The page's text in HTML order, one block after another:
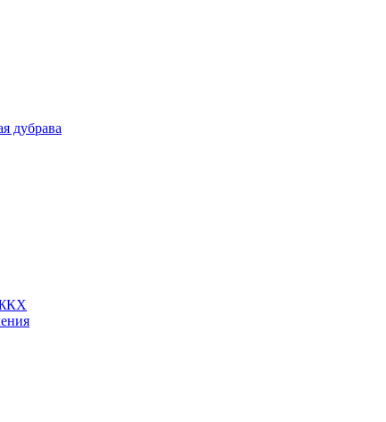
дубрава
ЖКХ